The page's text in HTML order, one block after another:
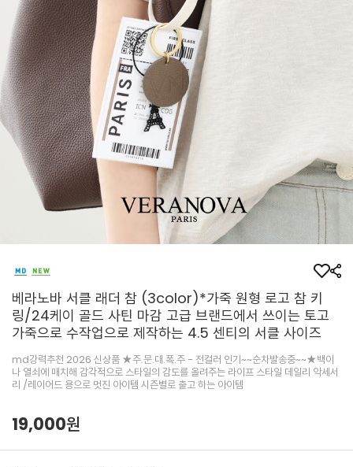
베라노바 서클 래더 참 (3color)*가죽 원형 로고 참 키
링/24케이 골드 사틴 마감 고급 브랜드에서 쓰이는 토고
가죽으로 수작업으로 제작하는 4.5 센티의 서클 사이즈
md강력추천 2026 신상품 ★주.문.대.폭.주 - 전컬러 인기~~순차발송중~~★백이
나 열쇠에 매치해 감각적으로 스타일의 감도를 올려주는 라이프 스타일 데일리 악세서
리 /레이어드 용으로 멋진 아이템 시즌별로 출고 하는 아이템
19,000원